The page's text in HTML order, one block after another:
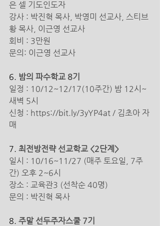
은 셀 기도인도자
강사 : 박진혁 목사, 박영미 선교사, 스티브
황 목사, 이근영 선교사
회비 : 3만원
문의: 이근영 선교사
6. 밤의 파수학교 8기
일정 : 10/12~12/17(10주간) 밤 12시~
새벽 5시
신청 : https://bit.ly/3yYP4at / 김초아 자
매
7. 최전방전략 선교학교 <2단계>
일시 : 10/16~11/27 (매주 토요일, 7주
간) 오후 2~6시
장소 : 교육관3 (선착순 40명)
문의 : 박진혁 목사
8. 주말 선두주자스쿨 7기